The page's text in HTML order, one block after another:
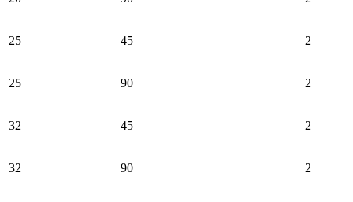
25 45 2
25 90 2
32 45 2
32 90 2